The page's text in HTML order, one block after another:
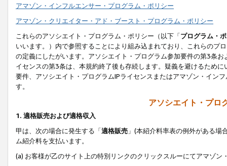
アマゾン・インフルエンサー・プログラム・ポリシー
アマゾン・クリエイター・アド・ブースト・プログラム・ポリシー
これらのアソシエイト・プログラム・ポリシー（以下「プログラム・
いいます。）内で参照することにより組み込まれており、これらのプ
の定義にしたがいます。アソシエイト・プログラム参加要件の第3条
イセンスの第3条は、本規約終了後も存続します。疑義を避けるため
要件、アソシエイト・プログラムIPライセンスまたはアマゾン・イン
す。
アソシエイト・プロ
1. 適格販売および適格収入
甲は、次の場合に発生する「適格販売 」(本紹介料率表の例外がある
ム紹介料を支払います。
(a) お客様が乙のサイト上の特別リンクのクリックスルーにてアマゾン